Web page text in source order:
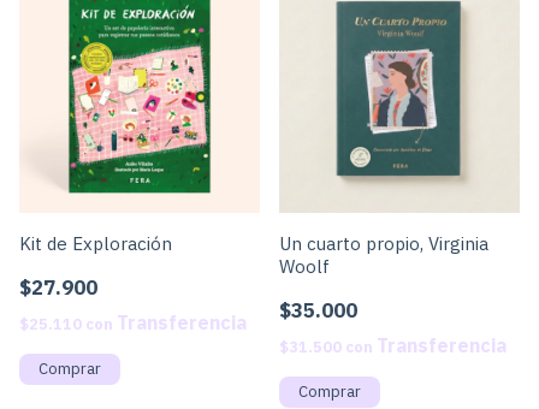
Kit de Exploración
$27.900
$25.110 con
Un cuarto propio, Virginia
Woolf
$35.000
$31.500 con